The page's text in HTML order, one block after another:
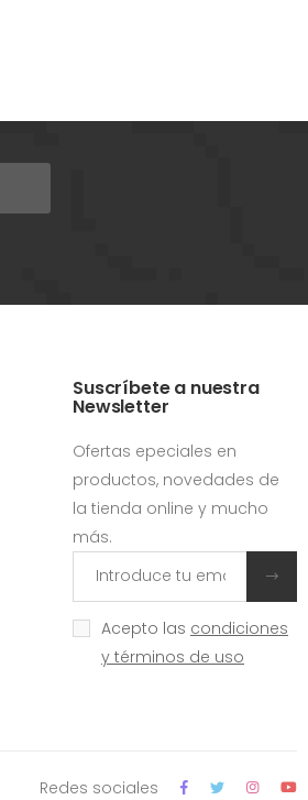
Suscríbete a nuestra
Newsletter
Ofertas epeciales en
productos, novedades de
la tienda online y mucho
más.
Acepto las condiciones
y términos de uso
Redes sociales